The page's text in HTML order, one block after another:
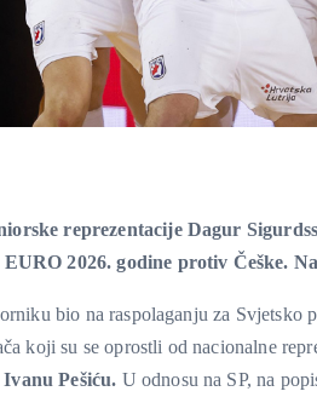
reprezentacije Dagur
2026. godine protiv Češke.
bio na raspolaganju za Svjetsko
koji su se oprostli od nacionalne
Pešiću. U odnosu na SP, na